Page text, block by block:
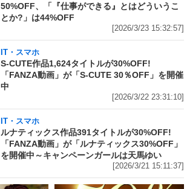
50%OFF、「『仕事ができる』とはどういうこ
とか?」は44%OFF
[2026/3/23 15:32:57]
IT・スマホ
S-CUTE作品1,624タイトルが30%OFF!
「FANZA動画」が「S-CUTE 30％OFF」を開催
中
[2026/3/22 23:31:10]
IT・スマホ
ルナティックス作品391タイトルが30%OFF!
「FANZA動画」が「ルナティックス30%OFF」
を開催中～キャンペーンガールは天馬ゆい
[2026/3/21 15:11:37]